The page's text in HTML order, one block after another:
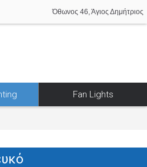
Όθωνος 46, Άγιος Δημήτριος
Fan Lights